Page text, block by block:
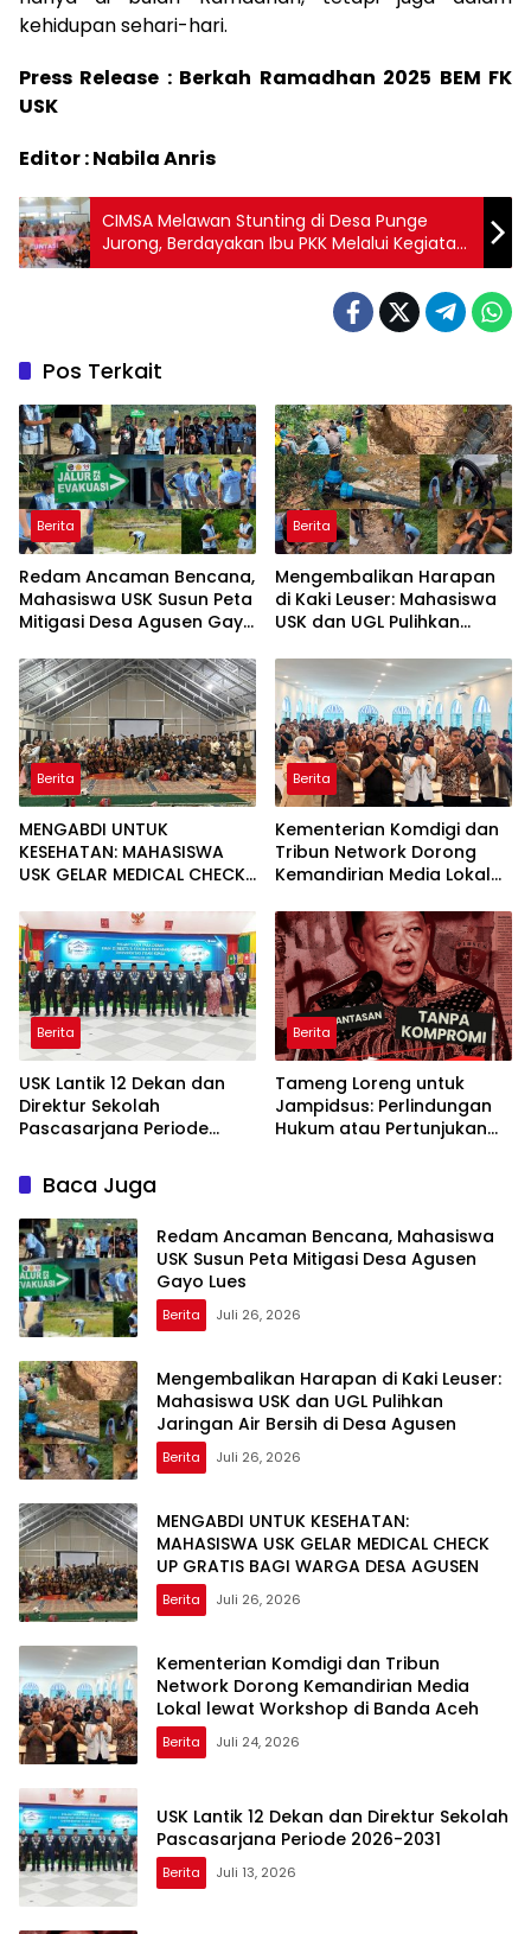
kehidupan sehari-hari.
Press Release : Berkah Ramadhan 2025 BEM FK
USK
Editor : Nabila Anris
CIMSA Melawan Stunting di Desa Punge
Jurong, Berdayakan Ibu PKK Melalui Kegiatan
Desa Binaan
Pos Terkait
Berita
Redam Ancaman Bencana,
Mahasiswa USK Susun Peta
Mitigasi Desa Agusen Gayo
Berita
Mengembalikan Harapan
di Kaki Leuser: Mahasiswa
USK dan UGL Pulihkan
Agusen
Berita
MENGABDI UNTUK
KESEHATAN: MAHASISWA
USK GELAR MEDICAL CHECK
DESA AGUSEN
Berita
Kementerian Komdigi dan
Tribun Network Dorong
Kemandirian Media Lokal
Aceh
Berita
USK Lantik 12 Dekan dan
Direktur Sekolah
Pascasarjana Periode
Berita
Tameng Loreng untuk
Jampidsus: Perlindungan
Hukum atau Pertunjukan
Baca Juga
Redam Ancaman Bencana, Mahasiswa
USK Susun Peta Mitigasi Desa Agusen
Gayo Lues
Berita Juli 26, 2026
Mengembalikan Harapan di Kaki Leuser:
Mahasiswa USK dan UGL Pulihkan
Jaringan Air Bersih di Desa Agusen
Berita Juli 26, 2026
MENGABDI UNTUK KESEHATAN:
MAHASISWA USK GELAR MEDICAL CHECK
Berita Juli 26, 2026
Kementerian Komdigi dan Tribun
Network Dorong Kemandirian Media
Lokal lewat Workshop di Banda Aceh
Berita Juli 24, 2026
USK Lantik 12 Dekan dan Direktur Sekolah
Pascasarjana Periode 2026-2031
Berita Juli 13, 2026